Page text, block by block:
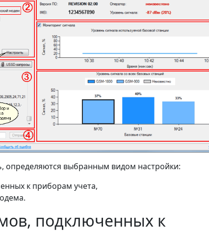
определяются выбранным видом настройки:
к приборам учета,
подключенных к